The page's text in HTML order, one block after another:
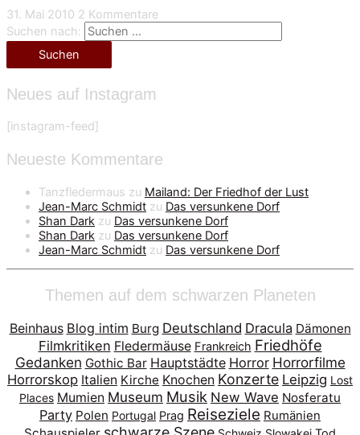
31. Mai 2010 2 Kommentare
Suchen nach:
Neues auf Instagram
[instagram-feed]
Neueste Kommentare
Tanzfledermaus zu Mailand: Der Friedhof der Lust
Jean-Marc Schmidt zu Das versunkene Dorf
Shan Dark zu Das versunkene Dorf
Shan Dark zu Das versunkene Dorf
Jean-Marc Schmidt zu Das versunkene Dorf
Themen auf dem schwarzen Planeten
Beinhaus Blog intim Burg Deutschland Dracula Dämonen
Filmkritiken Fledermäuse Frankreich Friedhöfe
Gedanken Gothic Bar Hauptstädte Horror Horrorfilme
Horrorskop Italien Kirche Knochen Konzerte Leipzig Lost
Places Mumien Museum Musik New Wave Nosferatu
Party Polen Portugal Prag Reiseziele Rumänien